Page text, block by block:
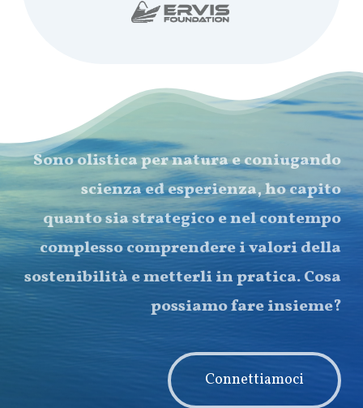
Sono olistica per natura e coniugando
scienza ed esperienza, ho capito
quanto sia strategico e nel contempo
complesso comprendere i valori della
sostenibilità e metterli in pratica. Cosa
possiamo fare insieme?
Connettiamoci